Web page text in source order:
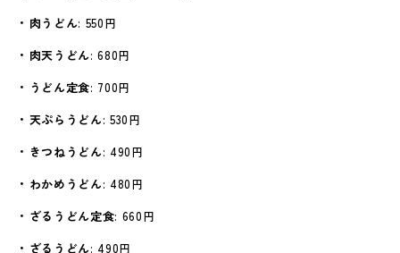
• 肉うどん: 550円
• 肉天うどん: 680円
• うどん定食: 700円
• 天ぷらうどん: 530円
• きつねうどん: 490円
• わかめうどん: 480円
• ざるうどん定食: 660円
• ざるうどん: 490円